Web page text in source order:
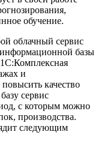
обучение.
облачный сервис
базы
и
качество
сервис
с которым можно
производства.
следующим